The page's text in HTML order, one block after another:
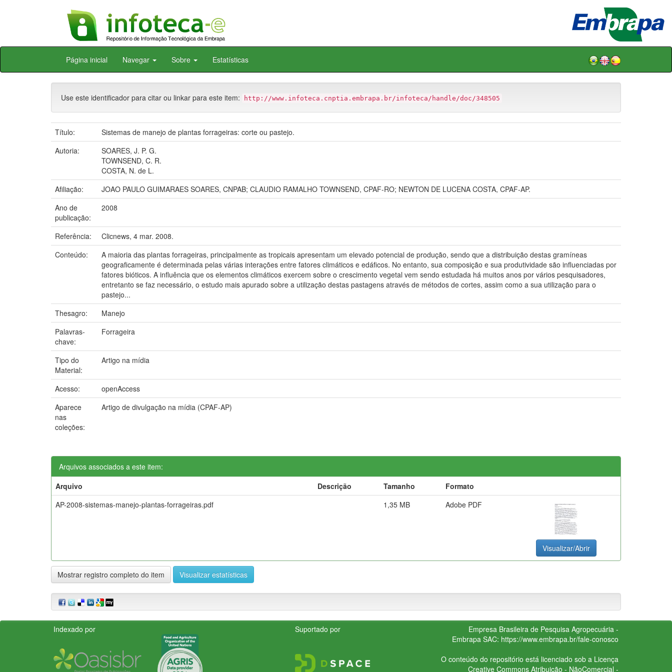
Skip
Página inicial Navegar Sobre Estatísticas
Use este identificador para citar ou linkar para este item: http://www.infoteca.cnptia.embrapa.br/infoteca/handle/doc/348505
Título:
Sistemas de manejo de plantas forrageiras: corte ou pastejo.
Autoria:
SOARES, J. P. G.
TOWNSEND, C. R.
COSTA, N. de L.
Afiliação:
JOAO PAULO GUIMARAES SOARES, CNPAB; CLAUDIO RAMALHO TOWNSEND, CPAF-RO; NEWTON DE LUCENA COSTA, CPAF-AP.
Ano de
publicação:
2008
Referência:
Clicnews, 4 mar. 2008.
Conteúdo:
A maioria das plantas forrageiras, principalmente as tropicais apresentam um elevado potencial de produção, sendo que a distribuição destas gramíneas
geograficamente é determinada pelas várias interações entre fatores climáticos e edáficos. No entanto, sua composição e sua produtividade são influenciadas por
fatores bióticos. A influência que os elementos climáticos exercem sobre o crescimento vegetal vem sendo estudada há muitos anos por vários pesquisadores,
entretanto se faz necessário, o estudo mais apurado sobre a utilização destas pastagens através de métodos de cortes, assim como a sua utilização para o
pastejo...
Thesagro:
Manejo
Palavras-
chave:
Forrageira
Tipo do
Material:
Artigo na mídia
Acesso:
openAccess
Aparece
nas
coleções:
Artigo de divulgação na mídia (CPAF-AP)
Arquivos associados a este item:
Arquivo
Descrição Tamanho
Formato
AP-2008-sistemas-manejo-plantas-forrageiras.pdf
1,35 MB Adobe PDF
Visualizar/Abrir
Mostrar registro completo do item Visualizar estatísticas
Indexado por Suportado por
Empresa Brasileira de Pesquisa Agropecuária -
Embrapa SAC: https://www.embrapa.br/fale-conosco
O conteúdo do repositório está licenciado sob a Licença
Creative CommonsAtribuição - NãoComercial -